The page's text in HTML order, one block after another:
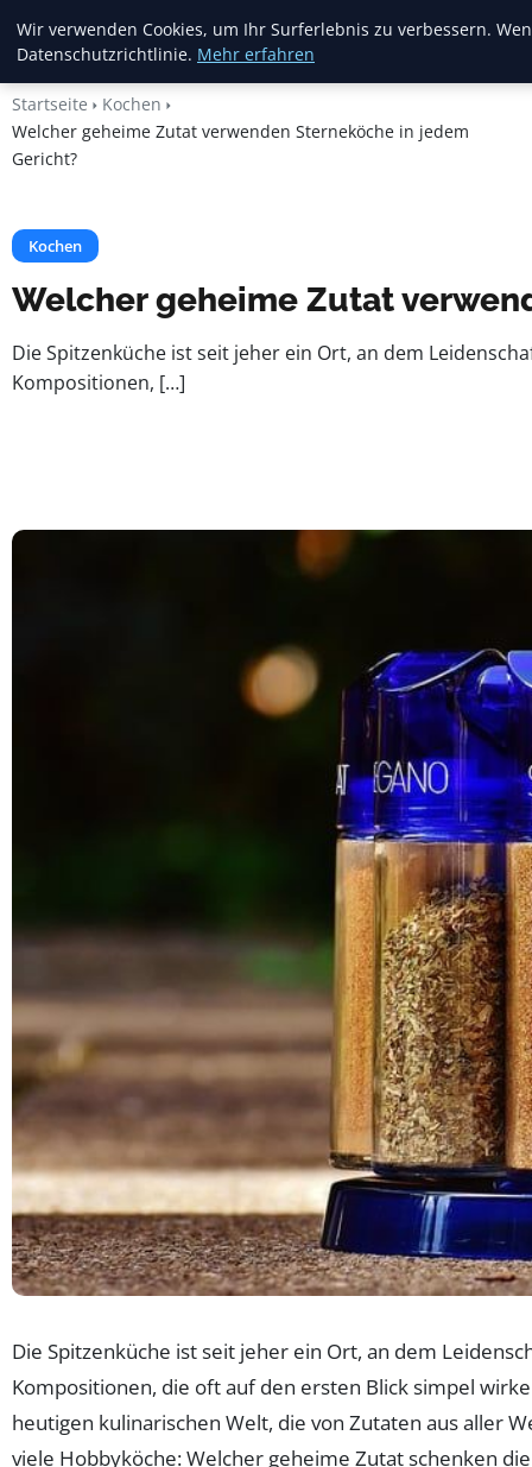
Heide Rundum
Startseite
Kochen
Welcher geheime Zutat verwenden Sterneköche in jedem
Gericht?
Kochen
Welcher geheime Zutat
Die Spitzenküche ist seit jeher ein Ort, an dem
Kompositionen, […]
Die Spitzenküche ist seit jeher ein Ort, an dem
Kompositionen, die oft auf den ersten Blick simpel
heutigen kulinarischen Welt, die von Zutaten aus aller
viele Hobbyköche: Welcher geheime Zutat schenken
Wir verwenden Cookies, um Ihr Surferlebnis zu verbessern.
Datenschutzrichtlinie. Mehr erfahren